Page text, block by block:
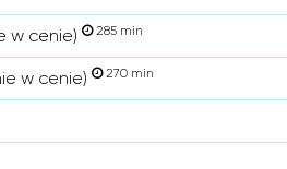
w cenie) 285 min
w cenie) 270 min